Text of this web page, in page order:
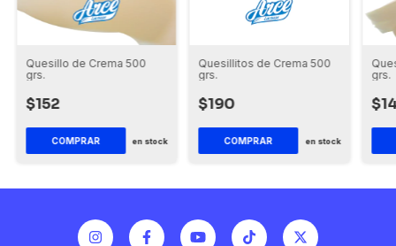
Quesillo de Crema 500
grs.
$152
en stock
Quesillitos de Crema 500
grs.
$190
en stock
grs.